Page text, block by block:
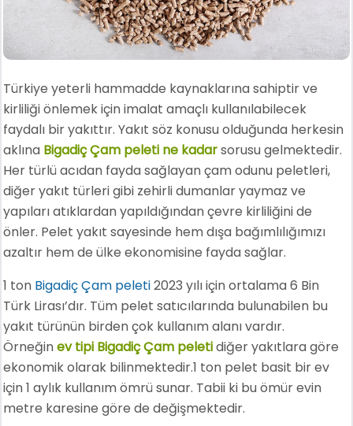
Türkiye yeterli hammadde kaynaklarına sahiptir ve
kirliliği önlemek için imalat amaçlı kullanılabilecek
faydalı bir yakıttır. Yakıt söz konusu olduğunda herkesin
aklına Bigadiç Çam peleti ne kadarsorusu gelmektedir.
Her türlü acıdan fayda sağlayan çam odunu peletleri,
diğer yakıt türleri gibi zehirli dumanlar yaymaz ve
yapıları atıklardan yapıldığından çevre kirliliğini de
önler. Pelet yakıt sayesinde hem dışa bağımlılığımızı
azaltır hem de ülke ekonomisine fayda sağlar.
1 ton Bigadiç Çam peleti2023 yılı için ortalama 6 Bin
Türk Lirası’dır. Tüm pelet satıcılarında bulunabilen bu
yakıt türünün birden çok kullanım alanı vardır.
Örneğinev tipi Bigadiç Çam peletidiğer yakıtlara göre
ekonomik olarak bilinmektedir.1 ton pelet basit bir ev
için 1 aylık kullanım ömrü sunar. Tabii ki bu ömür evin
metre karesine göre de değişmektedir.